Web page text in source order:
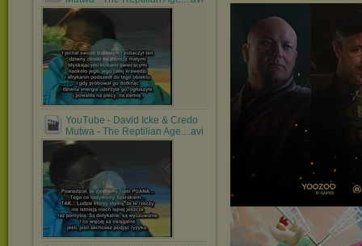
YouTube - David Icke & Credo
Mutwa - The Reptilian Age....avi